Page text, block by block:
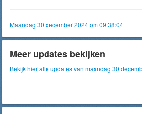
Maandag 30 december 2024 om 09:38:04
Meer updates bekijken
Bekijk hier alle updates van maandag 30